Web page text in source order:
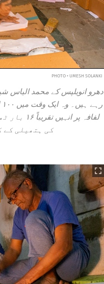
PHOTO • UMESH SOLANKI
دھرو انویلپس کے محمد الیاس
لفافہ پر
کی ہتھیلی کے